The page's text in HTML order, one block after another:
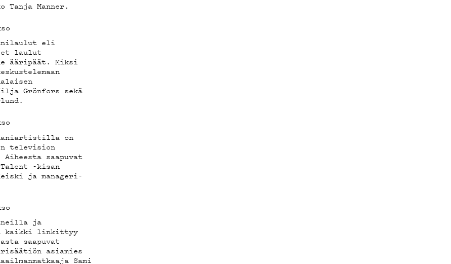
Manner.
eli
laulut
ääripäät. Miksi
Grönfors sekä
on
television
saapuvat
Talent -kisan
ja manageri-
ja
kaikki linkittyy
saapuvat
asiamies
Sami